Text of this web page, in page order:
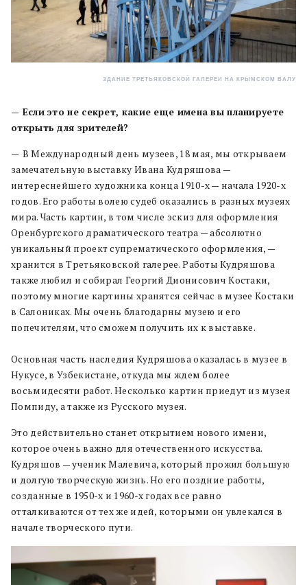
ЗДАНИЕ ТРЕТЬЯКОВСКОЙ ГАЛЕРЕИ НА КРЫМСКОМ ВАЛУ
— Если это не секрет, какие еще имена вы планируете
открыть для зрителей?
— В Международный день музеев, 18 мая, мы открываем
замечательную выставку Ивана Кудряшова —
интереснейшего художника конца 1910-х — начала 1920-х
годов. Его работы волею судеб оказались в разных музеях
мира. Часть картин, в том числе эскиз для оформления
Оренбургского драматического театра — абсолютно
уникальный проект супрематического оформления, —
хранится в Третьяковской галерее. Работы Кудряшова
также любил и собирал Георгий Дионисович Костаки,
поэтому многие картины хранятся сейчас в музее Костаки
в Салониках. Мы очень благодарны музею и его
попечителям, что сможем получить их к выставке.
Основная часть наследия Кудряшова оказалась в музее в
Нукусе, в Узбекистане, откуда мы ждем более
восьмидесяти работ. Несколько картин приедут из музея
Помпиду, а также из Русского музея.
Это действительно станет открытием нового имени,
которое очень важно для отечественного искусства.
Кудряшов — ученик Малевича, который прожил большую
и долгую творческую жизнь. Но его поздние работы,
созданные в 1950-х и 1960-х годах все равно
отталкиваются от тех же идей, которыми он увлекался в
начале творческого пути.